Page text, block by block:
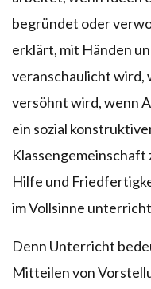
begründet oder
erklärt, mit Händen
veranschaulicht wird,
versöhnt wird, wenn
ein sozial
Hilfe und
im Vollsinne
Denn Unterricht
Mitteilen von